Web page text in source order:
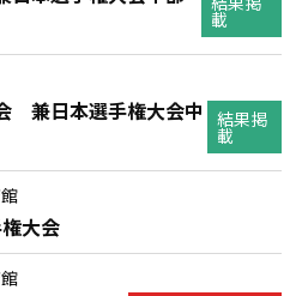
載
兼日本選手権大会中
結果掲
載
大会